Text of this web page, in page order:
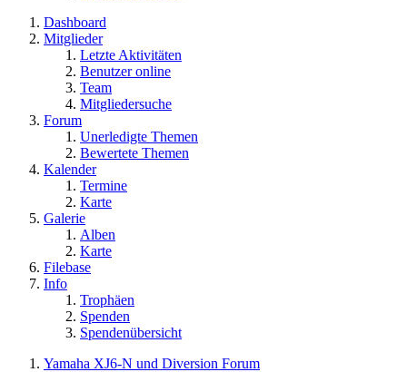
Dashboard
Mitglieder
Letzte Aktivitäten
Benutzer online
Team
Mitgliedersuche
Forum
Unerledigte Themen
Bewertete Themen
Kalender
Termine
Karte
Galerie
Alben
Karte
Filebase
Info
Trophäen
Spenden
Spendenübersicht
Yamaha XJ6-N und Diversion Forum